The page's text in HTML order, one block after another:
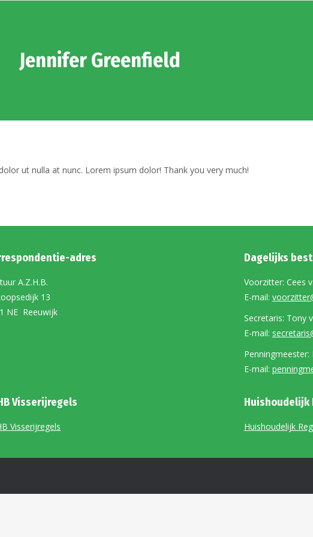
Jennifer Greenfield
ut nulla at nunc. Lorem ipsum dolor! Thank you very much!
adres
A.Z.H.B.
13
NE Reeuwijk
Dagelijks
Voorzitter: Cees
E-mail:
Secretaris: Tony
E-mail:
Penningmeester:
E-mail:
Visserijregels
Visserijregels
Huishoudelijk
Huishoudelijk